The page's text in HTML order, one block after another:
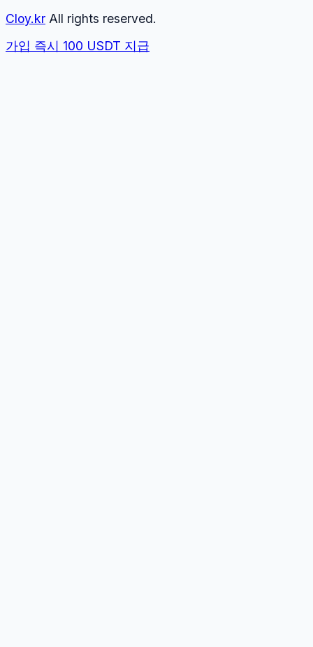
Cloy.kr All rights reserved.
가입 즉시 100 USDT 지급